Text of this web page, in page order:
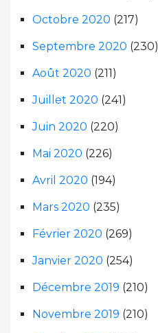
Octobre 2020 (217)
Septembre 2020 (230)
Août 2020 (211)
Juillet 2020 (241)
Juin 2020 (220)
Mai 2020 (226)
Avril 2020 (194)
Mars 2020 (235)
Février 2020 (269)
Janvier 2020 (254)
Décembre 2019 (210)
Novembre 2019 (210)